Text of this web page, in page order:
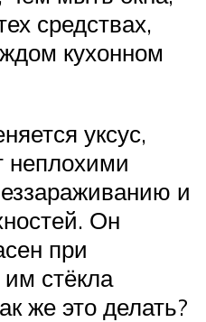
средствах,
кухонном
уксус,
неплохими
и
Он
при
стёкла
же это делать?